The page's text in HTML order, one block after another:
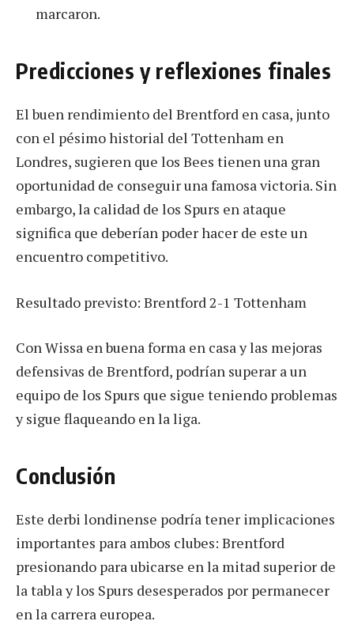
marcaron.
Predicciones y reflexiones finales
El buen rendimiento del Brentford en casa, junto
con el pésimo historial del Tottenham en
Londres, sugieren que los Bees tienen una gran
oportunidad de conseguir una famosa victoria. Sin
embargo, la calidad de los Spurs en ataque
significa que deberían poder hacer de este un
encuentro competitivo.
Resultado previsto: Brentford 2-1 Tottenham
Con Wissa en buena forma en casa y las mejoras
defensivas de Brentford, podrían superar a un
equipo de los Spurs que sigue teniendo problemas
y sigue flaqueando en la liga.
Conclusión
Este derbi londinense podría tener implicaciones
importantes para ambos clubes: Brentford
presionando para ubicarse en la mitad superior de
la tabla y los Spurs desesperados por permanecer
en la carrera europea.